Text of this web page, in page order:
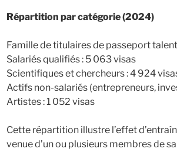
Répartition par catégorie (2024)
Famille de titulaires de passeport
Salariés qualifiés : 5 063 visas
Scientifiques et chercheurs : 4 924
Actifs non-salariés (entrepreneurs,
Artistes : 1 052 visas
Cette répartition illustre l’effet
venue d’un ou plusieurs membres de